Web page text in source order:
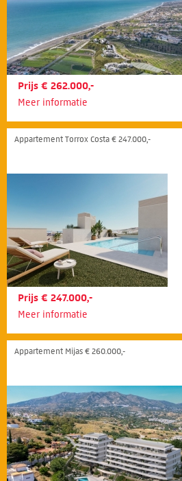
Prijs € 262.000,-
Meer informatie
Appartement Torrox Costa € 247.000,-
Prijs € 247.000,-
Meer informatie
Appartement Mijas € 260.000,-